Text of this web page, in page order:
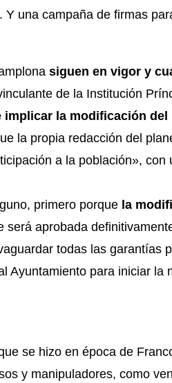
una campaña de firmas
siguen en vigor y
de la Institución
implicar la modificación del
la propia redacción del
a la población», con
primero porque la
será aprobada
todas las garantías
Ayuntamiento para iniciar la
se hizo en época de
y manipuladores, como